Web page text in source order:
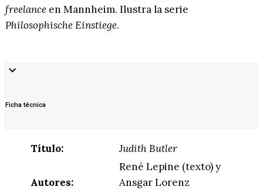
freelance en Mannheim. Ilustra la serie
Philosophische Einstiege.
Ficha técnica
Título: Judith Butler
Autores:
René Lepine (texto) y
Ansgar Lorenz